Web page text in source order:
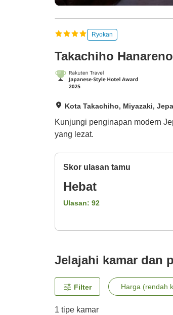
Ryokan
Takachiho
Kota Takachiho, Miyazaki,
Kunjungi penginapan modern
yang lezat.
Skor ulasan tamu
Hebat
Ulasan: 92
Jelajahi kamar dan
Filter Harga (rendah
1 tipe kamar